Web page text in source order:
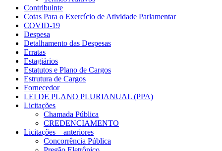
Contribuinte
Cotas Para o Exercício de Atividade Parlamentar
COVID-19
Despesa
Detalhamento das Despesas
Erratas
Estagiários
Estatutos e Plano de Cargos
Estrutura de Cargos
Fornecedor
LEI DE PLANO PLURIANUAL (PPA)
Licitações
Chamada Pública
CREDENCIAMENTO
Licitações – anteriores
Concorrência Pública